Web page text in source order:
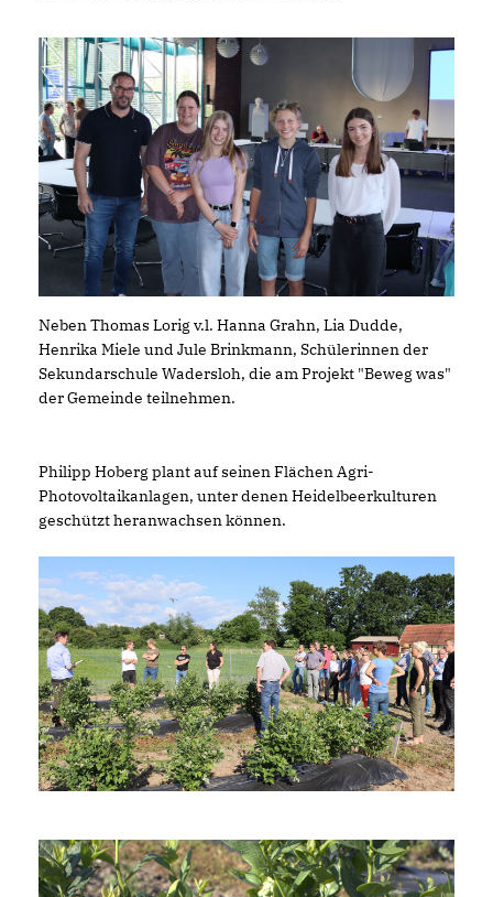
Neben Thomas Lorig v.l. Hanna Grahn, Lia Dudde,
Henrika Miele und Jule Brinkmann, Schülerinnen der
Sekundarschule Wadersloh, die am Projekt "Beweg was"
der Gemeinde teilnehmen.
Philipp Hoberg plant auf seinen Flächen Agri-
Photovoltaikanlagen, unter denen Heidelbeerkulturen
geschützt heranwachsen können.